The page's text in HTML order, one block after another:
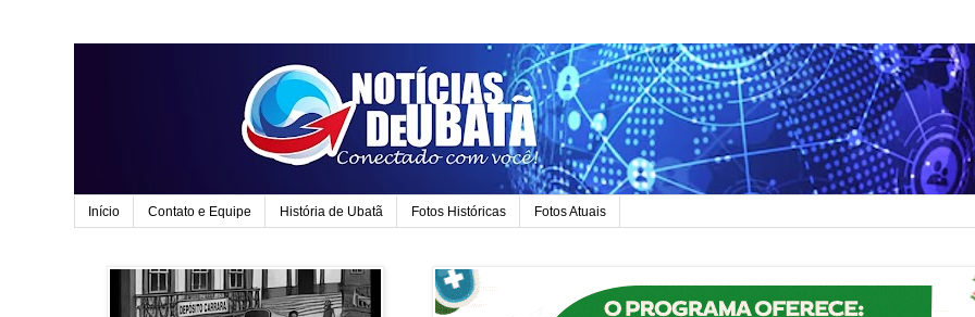
Início Contato e Equipe História de Ubatã Fotos Históricas Fotos Atuais